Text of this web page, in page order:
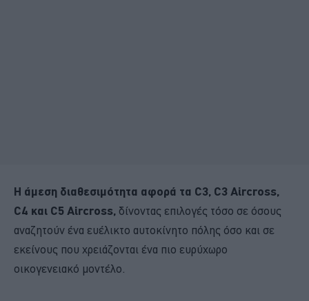
Η άμεση διαθεσιμότητα αφορά τα C3, C3 Aircross,
C4 και C5 Aircross, δίνοντας επιλογές τόσο σε όσους
αναζητούν ένα ευέλικτο αυτοκίνητο πόλης όσο και σε
εκείνους που χρειάζονται ένα πιο ευρύχωρο
οικογενειακό μοντέλο.